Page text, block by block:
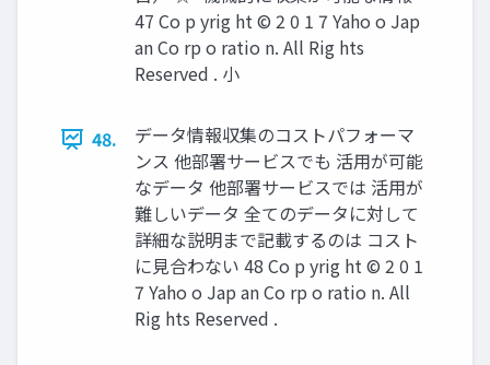
47 Co p yrig ht © 2 0 1 7 Yaho o Jap
an Co rp o ratio n. All Rig hts
Reserved . 小
48.
データ情報収集のコストパフォーマ
ンス 他部署サービスでも 活用が可能
なデータ 他部署サービスでは 活用が
難しいデータ 全てのデータに対して
詳細な説明まで記載するのは コスト
に見合わない 48 Co p yrig ht © 2 0 1
7 Yaho o Jap an Co rp o ratio n. All
Rig hts Reserved .